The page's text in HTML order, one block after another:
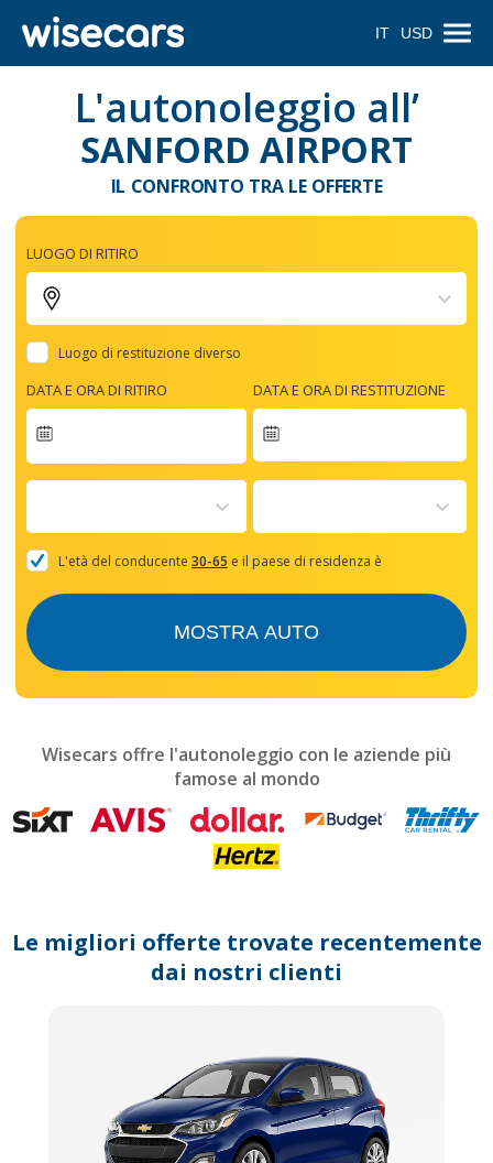
IT USD
L'autonoleggio all’
SANFORD AIRPORT
IL CONFRONTO TRA LE OFFERTE
LUOGO DI RITIRO
Luogo di restituzione diverso
DATA E ORA DI RITIRO
forward
with
the
and
mark
get
the
dates.
DATA E ORA DI RESTITUZIONE
L'età del conducente 30-65 e il paese di residenza è
MOSTRA AUTO
Wisecars offre l'autonoleggio con le aziende più
famose al mondo
Le migliori offerte trovate recentemente
dai nostri clienti